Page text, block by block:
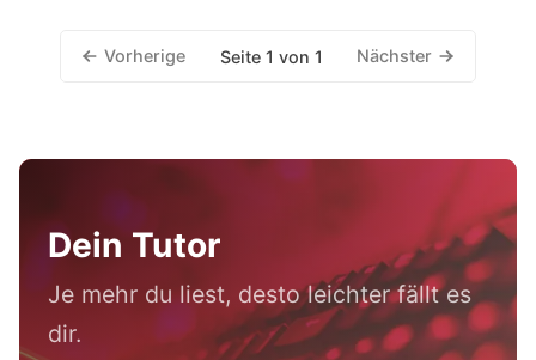
Vorherige Seite 1 von 1 Nächster
Dein Tutor
Je mehr du liest, desto leichter fällt es
dir.